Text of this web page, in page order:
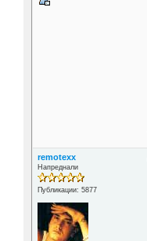
remotexx
Напреднали
Публикации: 5877